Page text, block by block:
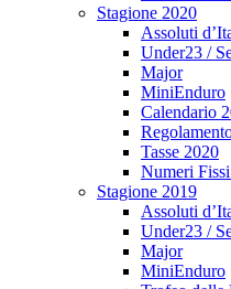
Stagione 2020
Assoluti
Under23 /
Major
MiniEnduro
Calendario
Tasse 2020
Numeri
Stagione 2019
Assoluti
Under23 /
Major
MiniEnduro